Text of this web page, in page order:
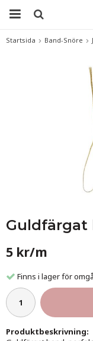
Startsida Band-Snöre
Guldfärgat
5 kr/m
Finns i lager för
Produktbeskrivning: